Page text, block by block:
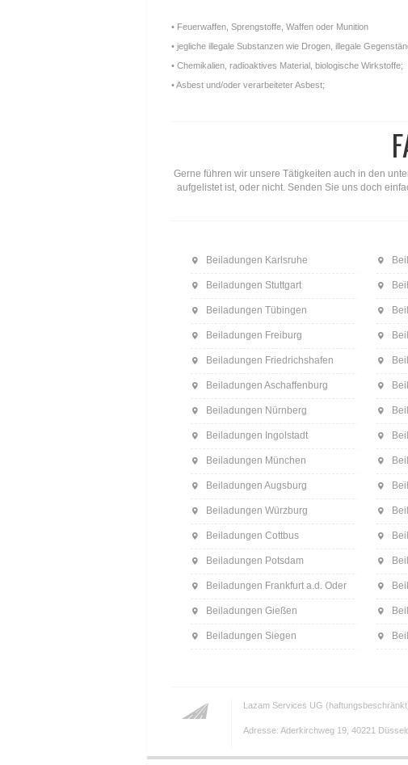
• Feuerwaffen, Sprengstoffe, Waffen oder Munition
• jegliche illegale Substanzen wie Drogen, illegale
• Chemikalien, radioaktives Material, biologische Wirkstoffe;
• Asbest und/oder verarbeiteter Asbest;
Gerne führen wir unsere Tätigkeiten auch in den
aufgelistet ist, oder nicht. Senden Sie uns doch
Beiladungen Karlsruhe
Beiladungen Stuttgart
Beiladungen Tübingen
Beiladungen Freiburg
Beiladungen Friedrichshafen
Beiladungen Aschaffenburg
Beiladungen Nürnberg
Beiladungen Ingolstadt
Beiladungen München
Beiladungen Augsburg
Beiladungen Würzburg
Beiladungen Cottbus
Beiladungen Potsdam
Beiladungen Frankfurt a.d. Oder
Beiladungen Gießen
Beiladungen Siegen
Lazam Services UG
Adresse: Aderkirchweg 19, 40221